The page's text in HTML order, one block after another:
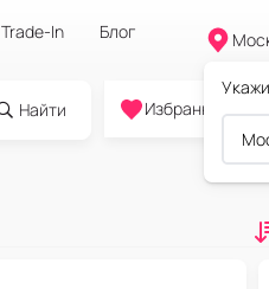
Trade-In Блог
Найти
0
Избранное